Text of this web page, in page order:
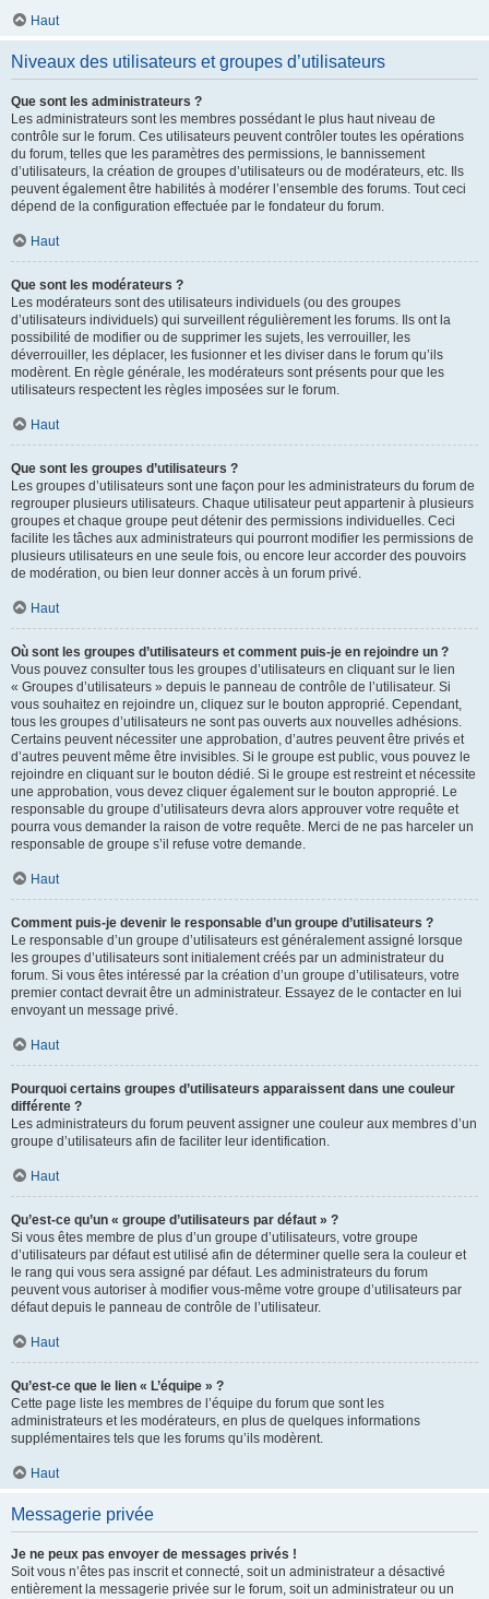
Haut
Niveaux des utilisateurs et groupes d’utilisateurs
Que sont les administrateurs ?
Les administrateurs sont les membres possédant le plus haut niveau de
contrôle sur le forum. Ces utilisateurs peuvent contrôler toutes les opérations
du forum, telles que les paramètres des permissions, le bannissement
d’utilisateurs, la création de groupes d’utilisateurs ou de modérateurs, etc. Ils
peuvent également être habilités à modérer l’ensemble des forums. Tout ceci
dépend de la configuration effectuée par le fondateur du forum.
Haut
Que sont les modérateurs ?
Les modérateurs sont des utilisateurs individuels (ou des groupes
d’utilisateurs individuels) qui surveillent régulièrement les forums. Ils ont la
possibilité de modifier ou de supprimer les sujets, les verrouiller, les
déverrouiller, les déplacer, les fusionner et les diviser dans le forum qu’ils
modèrent. En règle générale, les modérateurs sont présents pour que les
utilisateurs respectent les règles imposées sur le forum.
Haut
Que sont les groupes d’utilisateurs ?
Les groupes d’utilisateurs sont une façon pour les administrateurs du forum de
regrouper plusieurs utilisateurs. Chaque utilisateur peut appartenir à plusieurs
groupes et chaque groupe peut détenir des permissions individuelles. Ceci
facilite les tâches aux administrateurs qui pourront modifier les permissions de
plusieurs utilisateurs en une seule fois, ou encore leur accorder des pouvoirs
de modération, ou bien leur donner accès à un forum privé.
Haut
Où sont les groupes d’utilisateurs et comment puis-je en rejoindre un ?
Vous pouvez consulter tous les groupes d’utilisateurs en cliquant sur le lien
« Groupes d’utilisateurs » depuis le panneau de contrôle de l’utilisateur. Si
vous souhaitez en rejoindre un, cliquez sur le bouton approprié. Cependant,
tous les groupes d’utilisateurs ne sont pas ouverts aux nouvelles adhésions.
Certains peuvent nécessiter une approbation, d’autres peuvent être privés et
d’autres peuvent même être invisibles. Si le groupe est public, vous pouvez le
rejoindre en cliquant sur le bouton dédié. Si le groupe est restreint et nécessite
une approbation, vous devez cliquer également sur le bouton approprié. Le
responsable du groupe d’utilisateurs devra alors approuver votre requête et
pourra vous demander la raison de votre requête. Merci de ne pas harceler un
responsable de groupe s’il refuse votre demande.
Haut
Comment puis-je devenir le responsable d’un groupe d’utilisateurs ?
Le responsable d’un groupe d’utilisateurs est généralement assigné lorsque
les groupes d’utilisateurs sont initialement créés par un administrateur du
forum. Si vous êtes intéressé par la création d’un groupe d’utilisateurs, votre
premier contact devrait être un administrateur. Essayez de le contacter en lui
envoyant un message privé.
Haut
Pourquoi certains groupes d’utilisateurs apparaissent dans une couleur
différente ?
Les administrateurs du forum peuvent assigner une couleur aux membres d’un
groupe d’utilisateurs afin de faciliter leur identification.
Haut
Qu’est-ce qu’un « groupe d’utilisateurs par défaut » ?
Si vous êtes membre de plus d’un groupe d’utilisateurs, votre groupe
d’utilisateurs par défaut est utilisé afin de déterminer quelle sera la couleur et
le rang qui vous sera assigné par défaut. Les administrateurs du forum
peuvent vous autoriser à modifier vous-même votre groupe d’utilisateurs par
défaut depuis le panneau de contrôle de l’utilisateur.
Haut
Qu’est-ce que le lien « L’équipe » ?
Cette page liste les membres de l’équipe du forum que sont les
administrateurs et les modérateurs, en plus de quelques informations
supplémentaires tels que les forums qu’ils modèrent.
Haut
Messagerie privée
Je ne peux pas envoyer de messages privés !
Soit vous n’êtes pas inscrit et connecté, soit un administrateur a désactivé
entièrement la messagerie privée sur le forum, soit un administrateur ou un